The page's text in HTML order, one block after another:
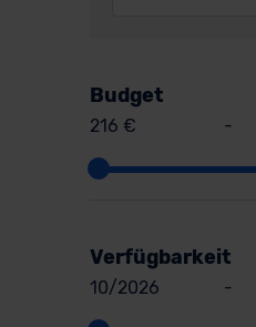
Budget
216 € -
Verfügbarkeit
10/2026 -